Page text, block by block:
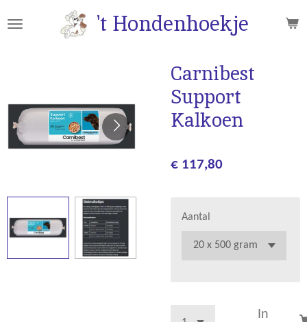
direct
't Hondenhoekje
Carnibest
Support
Kalkoen
€ 117,80
Aantal
In